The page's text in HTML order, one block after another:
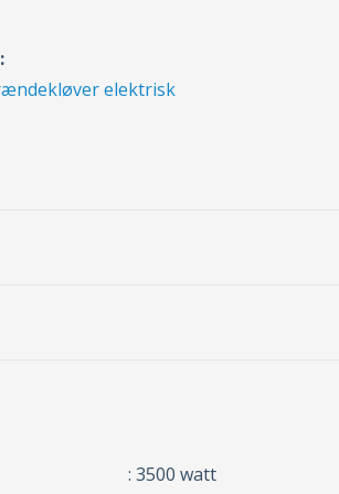
elektrisk
: 3500 watt